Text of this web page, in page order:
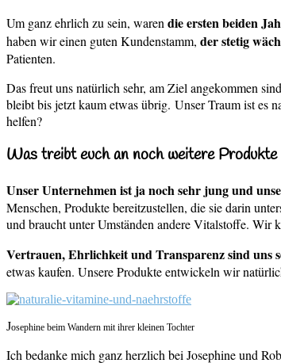
Um ganz ehrlich zu sein, waren die ersten beiden
haben wir einen guten Kundenstamm, der stetig
Patienten.
Das freut uns natürlich sehr, am Ziel angekommen
bleibt bis jetzt kaum etwas übrig. Unser Traum ist es
helfen?
Was treibt euch an noch weitere
Unser Unternehmen ist ja noch sehr jung und
Menschen, Produkte bereitzustellen, die sie darin
und braucht unter Umständen andere Vitalstoffe. Wir
Vertrauen, Ehrlichkeit und Transparenz sind uns
etwas kaufen. Unsere Produkte entwickeln wir
Josephine beim Wandern mit ihrer kleinen Tochter
Ich bedanke mich ganz herzlich bei Josephine und